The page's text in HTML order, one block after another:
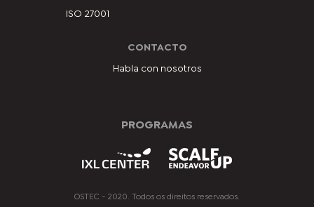
ISO 27001
CONTACTO
Habla con nosotros
PROGRAMAS
OSTEC - 2020. Todos os direitos reservados.